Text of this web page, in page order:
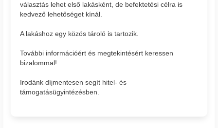
választás lehet első lakásként, de befektetési célra is
kedvező lehetőséget kínál.
A lakáshoz egy közös tároló is tartozik.
További információért és megtekintésért keressen
bizalommal!
Irodánk díjmentesen segít hitel- és
támogatásügyintézésben.